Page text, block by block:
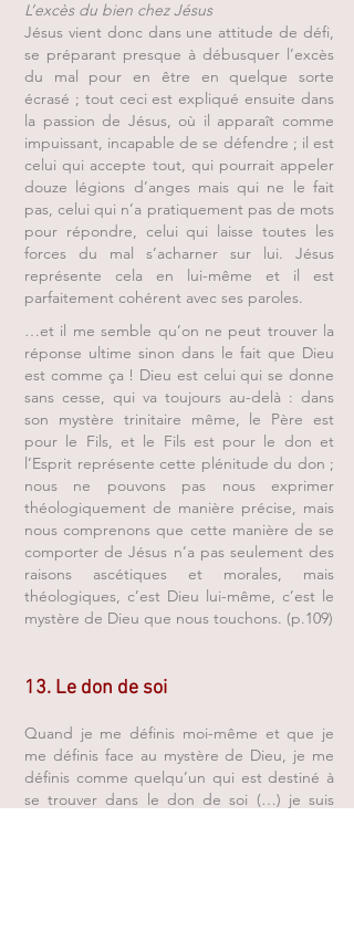
L’excès du bien chez Jésus
Jésus vient donc dans une attitude de défi,
se préparant presque à débusquer l’excès
du mal pour en être en quelque sorte
écrasé ; tout ceci est expliqué ensuite dans
la passion de Jésus, où il apparaît comme
impuissant, incapable de se défendre ; il est
celui qui accepte tout, qui pourrait appeler
douze légions d’anges mais qui ne le fait
pas, celui qui n’a pratiquement pas de mots
pour répondre, celui qui laisse toutes les
forces du mal s’acharner sur lui. Jésus
représente cela en lui-même et il est
parfaitement cohérent avec ses paroles.
…et il me semble qu’on ne peut trouver la
réponse ultime sinon dans le fait que Dieu
est comme ça ! Dieu est celui qui se donne
sans cesse, qui va toujours au-delà : dans
son mystère trinitaire même, le Père est
pour le Fils, et le Fils est pour le don et
l’Esprit représente cette plénitude du don ;
nous ne pouvons pas nous exprimer
théologiquement de manière précise, mais
nous comprenons que cette manière de se
comporter de Jésus n’a pas seulement des
raisons ascétiques et morales, mais
théologiques, c’est Dieu lui-même, c’est le
mystère de Dieu que nous touchons. (p.109)
13. Le don de soi
Quand je me définis moi-même et que je
me définis face au mystère de Dieu, je me
définis comme quelqu’un qui est destiné à
se trouver dans le don de soi (…) je suis